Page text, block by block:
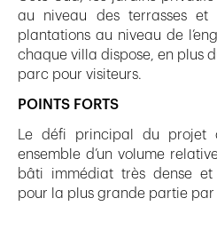
au niveau des terrasses
plantations au niveau de
chaque villa dispose, en plus
parc pour visiteurs.
POINTS FORTS
Le défi principal du projet
ensemble d’un volume
bâti immédiat très dense
pour la plus grande partie par